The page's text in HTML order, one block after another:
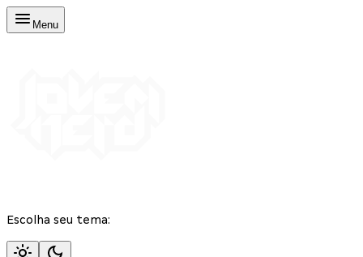
Menu
Escolha seu tema: